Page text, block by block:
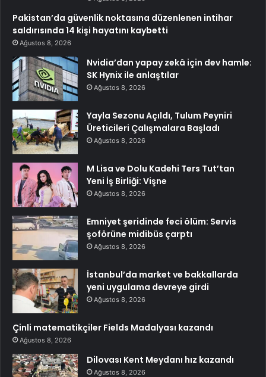
Pakistan’da güvenlik noktasına düzenlenen intihar
saldırısında 14 kişi hayatını kaybetti
Ağustos 8, 2026
Nvidia’dan yapay zekâ için dev hamle:
SK Hynix ile anlaştılar
Ağustos 8, 2026
Yayla Sezonu Açıldı, Tulum Peyniri
Üreticileri Çalışmalara Başladı
Ağustos 8, 2026
M Lisa ve Dolu Kadehi Ters Tut’tan
Yeni İş Birliği: Vişne
Ağustos 8, 2026
Emniyet şeridinde feci ölüm: Servis
şoförüne midibüs çarptı
Ağustos 8, 2026
İstanbul’da market ve bakkallarda
yeni uygulama devreye girdi
Ağustos 8, 2026
Çinli matematikçiler Fields Madalyası kazandı
Ağustos 8, 2026
Dilovası Kent Meydanı hız kazandı
Ağustos 8, 2026